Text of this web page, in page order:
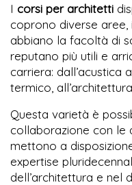
I corsi per architetti
coprono diverse
abbiano la facoltà di
reputano più utili e
carriera: dall’acustica
termico,
Questa varietà è
collaborazione con le
mettono a
expertise
dell’architettura e nel